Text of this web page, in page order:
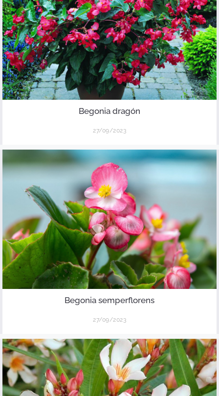
Begonia dragón
27/09/2023
Begonia semperflorens
27/09/2023